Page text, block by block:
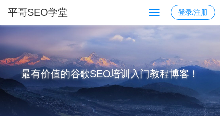
平哥SEO学堂 登录/注册
最有价值的谷歌SEO培训入门教程博客！